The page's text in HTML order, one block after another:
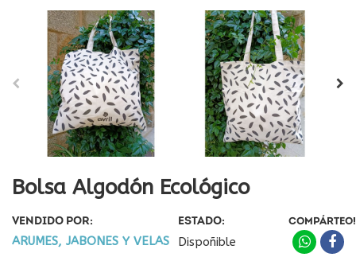
Bolsa Algodón Ecológico
VENDIDO POR:
ARUMES, JABONES Y VELAS
ESTADO:
Dispoñible
COMPÁRTEO!